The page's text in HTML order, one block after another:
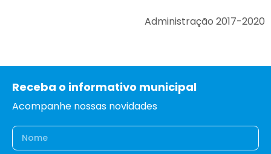
Administração 2017-2020
Receba o informativo municipal
Acompanhe nossas novidades